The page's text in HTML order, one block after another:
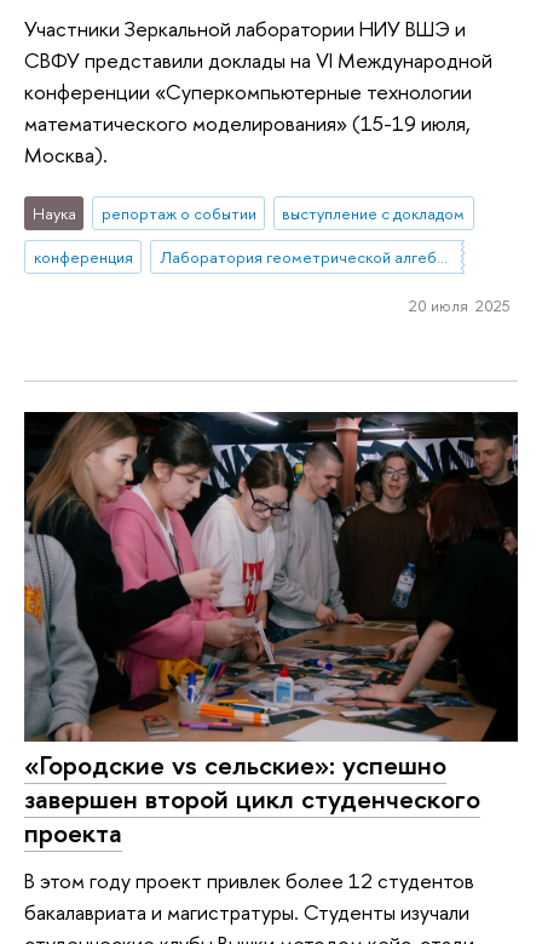
Участники Зеркальной лаборатории НИУ ВШЭ и
СВФУ представили доклады на VI Международной
конференции «Суперкомпьютерные технологии
математического моделирования» (15-19 июля,
Москва).
Наука репортаж о событии
выступление с докладом
конференция
Лаборатория геометрической алгебры и приложений
20 июля 2025
«Городские vs сельские»: успешно
завершен второй цикл студенческого
проекта
В этом году проект привлек более 12 студентов
бакалавриата и магистратуры. Студенты изучали